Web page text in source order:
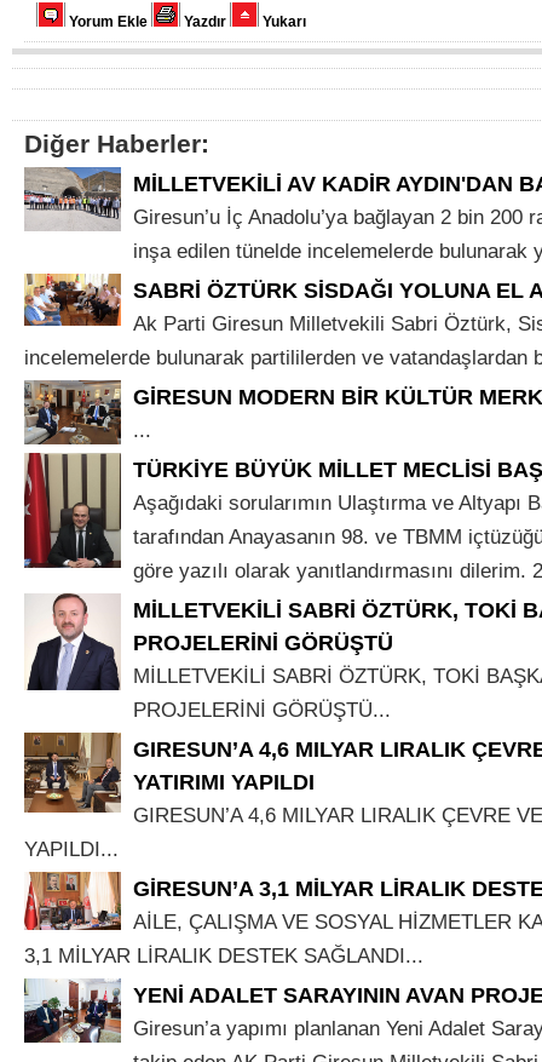
Yorum Ekle Yazdır Yukarı
Diğer Haberler:
MİLLETVEKİLİ AV KADİR AYDIN'DAN
Giresun’u İç Anadolu’ya bağlayan 2 bin 200
inşa edilen tünelde incelemelerde bulunarak
SABRİ ÖZTÜRK SİSDAĞI YOLUNA EL
Ak Parti Giresun Milletvekili Sabri Öztürk,
incelemelerde bulunarak partililerden ve vatandaşlardan
GİRESUN MODERN BİR KÜLTÜR
...
TÜRKİYE BÜYÜK MİLLET MECLİSİ
Aşağıdaki sorularımın Ulaştırma ve Altyapı
tarafından Anayasanın 98. ve TBMM
göre yazılı olarak yanıtlandırmasını dilerim.
MİLLETVEKİLİ SABRİ ÖZTÜRK, TOKİ
PROJELERİNİ GÖRÜŞTÜ
MİLLETVEKİLİ SABRİ ÖZTÜRK, TOKİ
PROJELERİNİ GÖRÜŞTÜ...
GIRESUN’A 4,6 MILYAR LIRALIK
YATIRIMI YAPILDI
GIRESUN’A 4,6 MILYAR LIRALIK ÇEVRE
YAPILDI...
GİRESUN’A 3,1 MİLYAR LİRALIK
AİLE, ÇALIŞMA VE SOSYAL HİZMETLER
3,1 MİLYAR LİRALIK DESTEK SAĞLANDI...
YENİ ADALET SARAYININ AVAN
Giresun’a yapımı planlanan Yeni Adalet